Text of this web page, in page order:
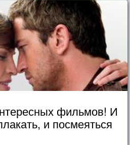
фильмов! И
и посмеяться